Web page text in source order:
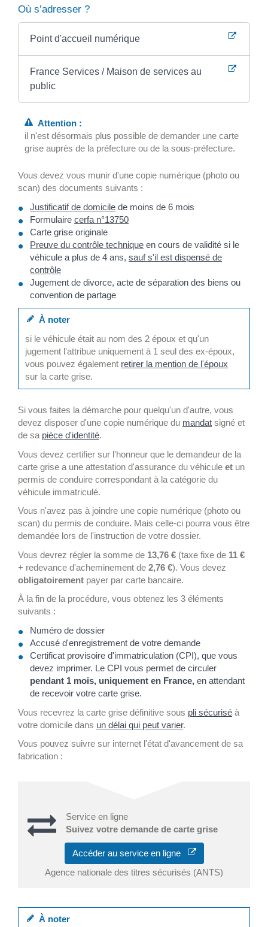
Où s’adresser ?
Point d'accueil numérique
France Services / Maison de services au
public
Attention :
il n'est désormais plus possible de demander une carte
grise auprès de la préfecture ou de la sous-préfecture.
Vous devez vous munir d'une copie numérique (photo ou
scan) des documents suivants :
Justificatif de domicile de moins de 6 mois
Formulaire cerfa n°13750
Carte grise originale
Preuve du contrôle technique en cours de validité si le
véhicule a plus de 4 ans, sauf s'il est dispensé de
contrôle
Jugement de divorce, acte de séparation des biens ou
convention de partage
À noter
si le véhicule était au nom des 2 époux et qu'un
jugement l'attribue uniquement à 1 seul des ex-époux,
vous pouvez également retirer la mention de l'époux
sur la carte grise.
Si vous faites la démarche pour quelqu'un d'autre, vous
devez disposer d'une copie numérique du mandat signé et
de sa pièce d'identité.
Vous devez certifier sur l'honneur que le demandeur de la
carte grise a une attestation d'assurance du véhicule et un
permis de conduire correspondant à la catégorie du
véhicule immatriculé.
Vous n'avez pas à joindre une copie numérique (photo ou
scan) du permis de conduire. Mais celle-ci pourra vous être
demandée lors de l'instruction de votre dossier.
Vous devrez régler la somme de 13,76 € (taxe fixe de 11 €
+ redevance d'acheminement de 2,76 €). Vous devez
obligatoirement payer par carte bancaire.
À la fin de la procédure, vous obtenez les 3 éléments
suivants :
Numéro de dossier
Accusé d'enregistrement de votre demande
Certificat provisoire d'immatriculation (CPI), que vous
devez imprimer. Le CPI vous permet de circuler
pendant 1 mois, uniquement en France, en attendant
de recevoir votre carte grise.
Vous recevrez la carte grise définitive sous pli sécurisé à
votre domicile dans un délai qui peut varier.
Vous pouvez suivre sur internet l'état d'avancement de sa
fabrication :
Service en ligne
Suivez votre demande de carte grise
Accéder au service en ligne
Agence nationale des titres sécurisés (ANTS)
À noter